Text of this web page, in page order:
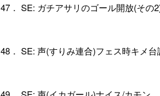
47． SE: ガチアサリのゴール開放(その
48． SE: 声(すりみ連合)フェス時キメ台